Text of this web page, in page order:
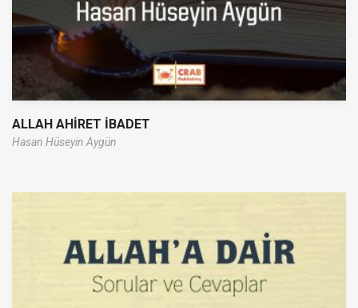
ALLAH AHİRET İBADET
Hasan Hüseyin Aygün